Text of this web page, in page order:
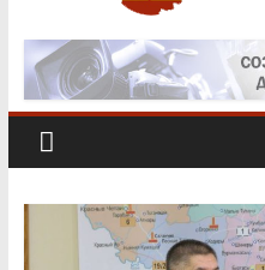
африканского сома втрое
«Юнител Инжиниринг»
производство в Чебоксарах
Деловая
Новости